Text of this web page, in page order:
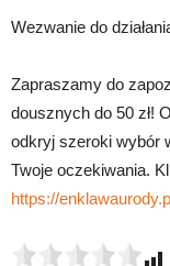
Wezwanie do
Zapraszamy do
dousznych do 50 zł!
odkryj szeroki wybór
Twoje oczekiwania.
https://